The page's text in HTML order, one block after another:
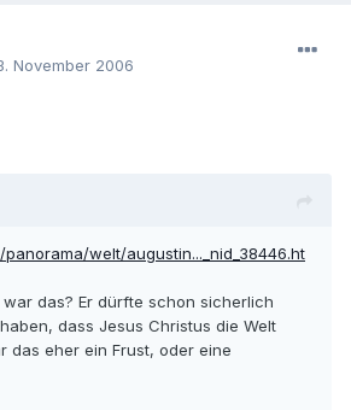
November 2006
welt/augustin..._nid_38446.ht
das? Er dürfte schon sicherlich
dass Jesus Christus die Welt
das eher ein Frust, oder eine